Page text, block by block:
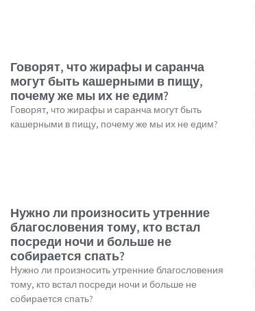
Говорят, что жирафы и саранча
могут быть кашерными в пищу,
почему же мы их не едим?
Говорят, что жирафы и саранча могут быть
кашерными в пищу, почему же мы их не едим?
Нужно ли произносить утренние
благословения тому, кто встал
посреди ночи и больше не
собирается спать?
Нужно ли произносить утренние благословения
тому, кто встал посреди ночи и больше не
собирается спать?